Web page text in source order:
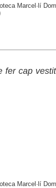
Marcel·lí
fer cap
Marcel·lí